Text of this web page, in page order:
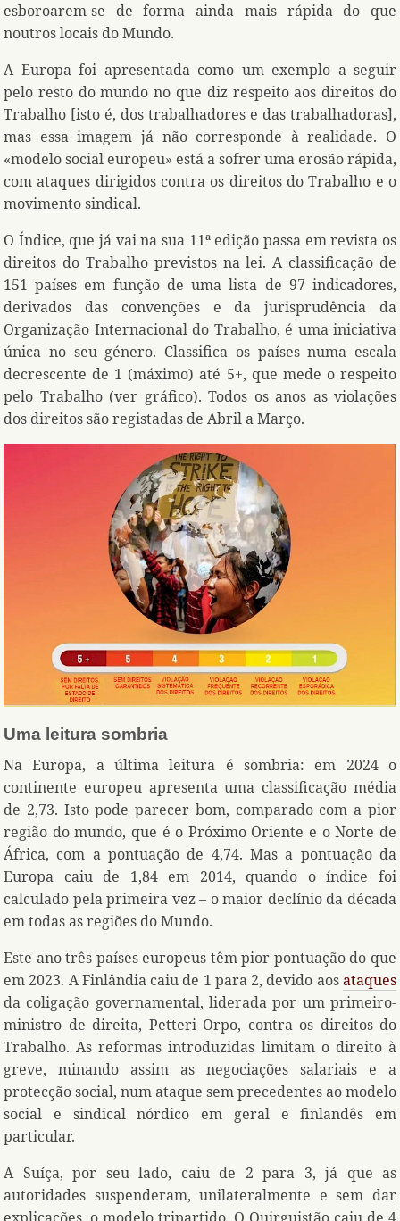
esboroarem-se de forma ainda mais rápida do que
noutros locais do Mundo.
A Europa foi apresentada como um exemplo a seguir
pelo resto do mundo no que diz respeito aos direitos do
Trabalho [isto é, dos trabalhadores e das trabalhadoras],
mas essa imagem já não corresponde à realidade. O
«modelo social europeu» está a sofrer uma erosão rápida,
com ataques dirigidos contra os direitos do Trabalho e o
movimento sindical.
O Índice, que já vai na sua 11ª edição passa em revista os
direitos do Trabalho previstos na lei. A classificação de
151 países em função de uma lista de 97 indicadores,
derivados das convenções e da jurisprudência da
Organização Internacional do Trabalho, é uma iniciativa
única no seu género. Classifica os países numa escala
decrescente de 1 (máximo) até 5+, que mede o respeito
pelo Trabalho (ver gráfico). Todos os anos as violações
dos direitos são registadas de Abril a Março.
Uma leitura sombria
Na Europa, a última leitura é sombria: em 2024 o
continente europeu apresenta uma classificação média
de 2,73. Isto pode parecer bom, comparado com a pior
região do mundo, que é o Próximo Oriente e o Norte de
África, com a pontuação de 4,74. Mas a pontuação da
Europa caiu de 1,84 em 2014, quando o índice foi
calculado pela primeira vez – o maior declínio da década
em todas as regiões do Mundo.
Este ano três países europeus têm pior pontuação do que
em 2023. A Finlândia caiu de 1 para 2, devido aosataques
da coligação governamental, liderada por um primeiro-
ministro de direita, Petteri Orpo, contra os direitos do
Trabalho. As reformas introduzidas limitam o direito à
greve, minando assim as negociações salariais e a
protecção social, num ataque sem precedentes ao modelo
social e sindical nórdico em geral e finlandês em
particular.
A Suíça, por seu lado, caiu de 2 para 3, já que as
autoridades suspenderam, unilateralmente e sem dar